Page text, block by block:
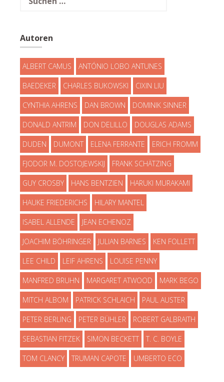
Autoren
ALBERT CAMUS ANTÓNIO LOBO ANTUNES
BAEDEKER CHARLES BUKOWSKI CIXIN LIU
CYNTHIA AHRENS DAN BROWN DOMINIK SINNER
DONALD ANTRIM DON DELILLO DOUGLAS ADAMS
DUDEN DUMONT ELENA FERRANTE ERICH FROMM
FJODOR M. DOSTOJEWSKIJ FRANK SCHÄTZING
GUY CROSBY HANS BENTZIEN HARUKI MURAKAMI
HAUKE FRIEDERICHS HILARY MANTEL
ISABEL ALLENDE JEAN ECHENOZ
JOACHIM BÖHRINGER JULIAN BARNES KEN FOLLETT
LEE CHILD LEIF AHRENS LOUISE PENNY
MANFRED BRUHN MARGARET ATWOOD MARK BEGO
MITCH ALBOM PATRICK SCHLAICH PAUL AUSTER
PETER BERLING PETER BÜHLER ROBERT GALBRAITH
SEBASTIAN FITZEK SIMON BECKETT T. C. BOYLE
TOM CLANCY TRUMAN CAPOTE UMBERTO ECO